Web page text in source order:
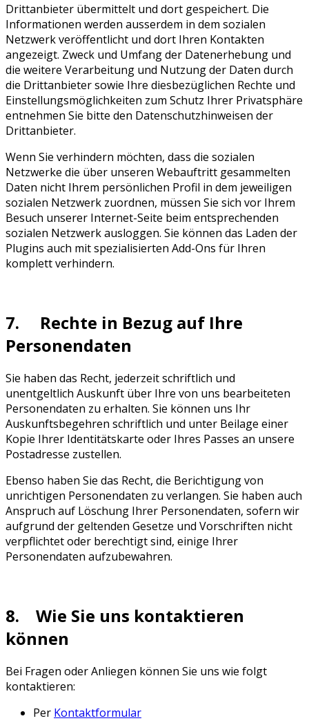
Drittanbieter übermittelt und dort gespeichert. Die
Informationen werden ausserdem in dem sozialen
Netzwerk veröffentlicht und dort Ihren Kontakten
angezeigt. Zweck und Umfang der Datenerhebung und
die weitere Verarbeitung und Nutzung der Daten durch
die Drittanbieter sowie Ihre diesbezüglichen Rechte und
Einstellungsmöglichkeiten zum Schutz Ihrer Privatsphäre
entnehmen Sie bitte den Datenschutzhinweisen der
Drittanbieter.
Wenn Sie verhindern möchten, dass die sozialen
Netzwerke die über unseren Webauftritt gesammelten
Daten nicht Ihrem persönlichen Profil in dem jeweiligen
sozialen Netzwerk zuordnen, müssen Sie sich vor Ihrem
Besuch unserer Internet-Seite beim entsprechenden
sozialen Netzwerk ausloggen. Sie können das Laden der
Plugins auch mit spezialisierten Add-Ons für Ihren
komplett verhindern.
7. Rechte in Bezug auf Ihre
Personendaten
Sie haben das Recht, jederzeit schriftlich und
unentgeltlich Auskunft über Ihre von uns bearbeiteten
Personendaten zu erhalten. Sie können uns Ihr
Auskunftsbegehren schriftlich und unter Beilage einer
Kopie Ihrer Identitätskarte oder Ihres Passes an unsere
Postadresse zustellen.
Ebenso haben Sie das Recht, die Berichtigung von
unrichtigen Personendaten zu verlangen. Sie haben auch
Anspruch auf Löschung Ihrer Personendaten, sofern wir
aufgrund der geltenden Gesetze und Vorschriften nicht
verpflichtet oder berechtigt sind, einige Ihrer
Personendaten aufzubewahren.
8. Wie Sie uns kontaktieren
können
Bei Fragen oder Anliegen können Sie uns wie folgt
kontaktieren:
Per Kontaktformular